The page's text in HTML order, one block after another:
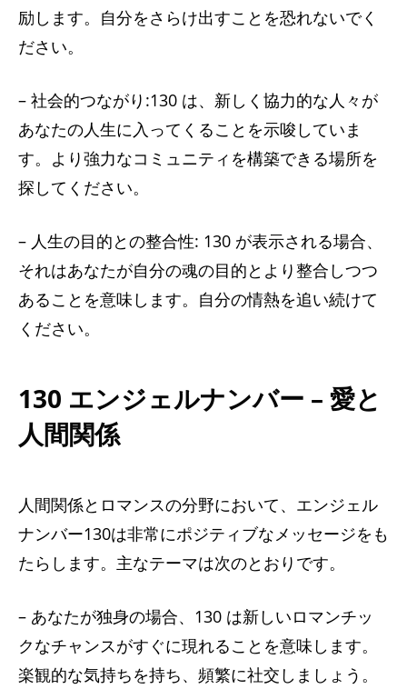
励します。自分をさらけ出すことを恐れないでく
ださい。
– 社会的つながり:130 は、新しく協力的な人々が
あなたの人生に入ってくることを示唆していま
す。より強力なコミュニティを構築できる場所を
探してください。
– 人生の目的との整合性: 130 が表示される場合、
それはあなたが自分の魂の目的とより整合しつつ
あることを意味します。自分の情熱を追い続けて
ください。
130 エンジェルナンバー – 愛と
人間関係
人間関係とロマンスの分野において、エンジェル
ナンバー130は非常にポジティブなメッセージをも
たらします。主なテーマは次のとおりです。
– あなたが独身の場合、130 は新しいロマンチッ
クなチャンスがすぐに現れることを意味します。
楽観的な気持ちを持ち、頻繁に社交しましょう。